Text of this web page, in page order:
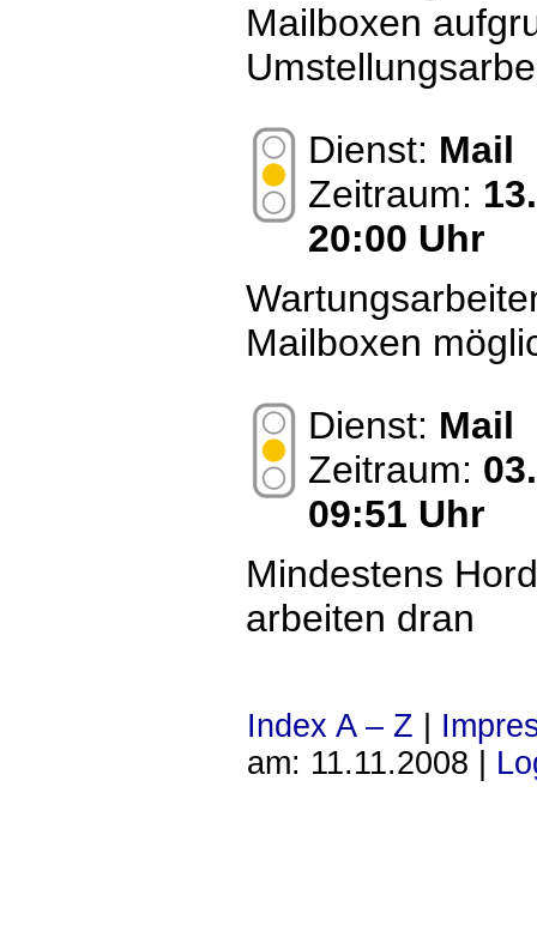
Mailboxen
Dienst: Mail
Zeitraum:
20:00 Uhr
Mailboxen
Dienst: Mail
Zeitraum:
09:51 Uhr
Mindestens
arbeiten dran
Index A – Z
am: 11.11.2008 |